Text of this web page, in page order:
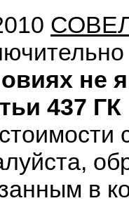
не
437
в